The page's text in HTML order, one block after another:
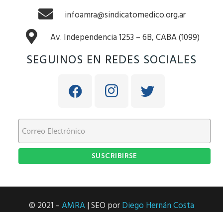
infoamra@sindicatomedico.org.ar
Av. Independencia 1253 – 6B, CABA (1099)
SEGUINOS EN REDES SOCIALES
© 2021 –AMRA| SEO porDiego Hernán Costa